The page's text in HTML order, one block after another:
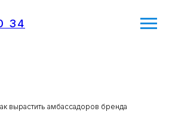
34
вырастить амбассадоров бренда